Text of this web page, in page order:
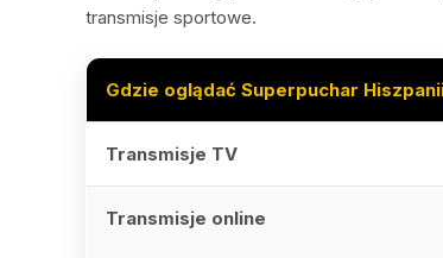
transmisje sportowe.
Gdzie oglądać Superpuchar
Transmisje TV
Transmisje online